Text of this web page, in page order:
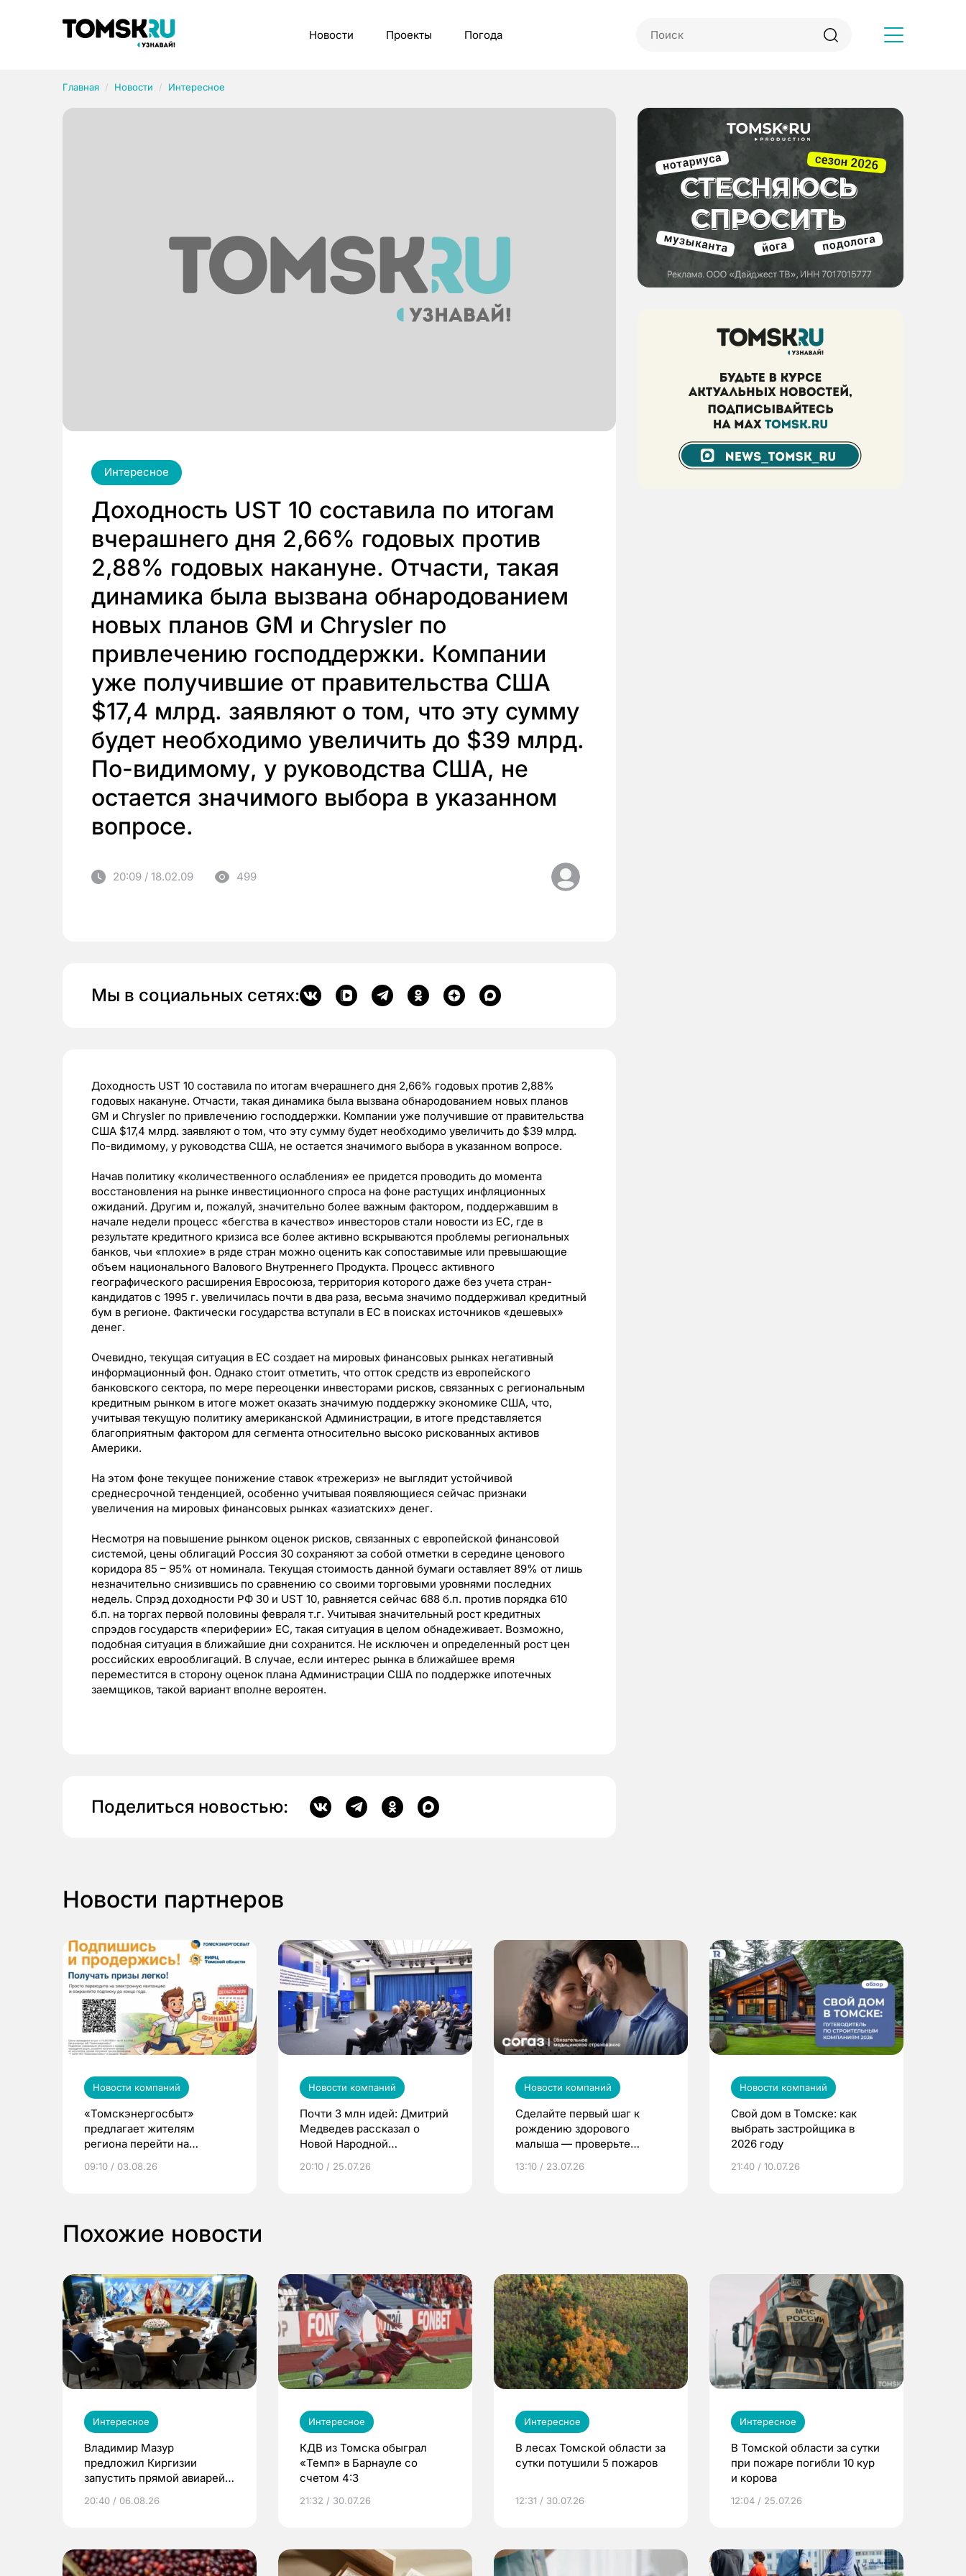
Новости Проекты Погода
Главная Новости Интересное
Интересное
Доходность UST 10 составила по итогам
вчерашнего дня 2,66% годовых против
2,88% годовых накануне. Отчасти, такая
динамика была вызвана обнародованием
новых планов GM и Chrysler по
привлечению господдержки. Компании
уже получившие от правительства США
$17,4 млрд. заявляют о том, что эту сумму
будет необходимо увеличить до $39 млрд.
По-видимому, у руководства США, не
остается значимого выбора в указанном
вопросе.
20:09 / 18.02.09 499
Мы в социальных сетях:
Доходность UST 10 составила по итогам вчерашнего дня 2,66% годовых против 2,88%
годовых накануне. Отчасти, такая динамика была вызвана обнародованием новых планов
GM и Chrysler по привлечению господдержки. Компании уже получившие от правительства
США $17,4 млрд. заявляют о том, что эту сумму будет необходимо увеличить до $39 млрд.
По-видимому, у руководства США, не остается значимого выбора в указанном вопросе.
Начав политику «количественного ослабления» ее придется проводить до момента
восстановления на рынке инвестиционного спроса на фоне растущих инфляционных
ожиданий. Другим и, пожалуй, значительно более важным фактором, поддержавшим в
начале недели процесс «бегства в качество» инвесторов стали новости из ЕС, где в
результате кредитного кризиса все более активно вскрываются проблемы региональных
банков, чьи «плохие» в ряде стран можно оценить как сопоставимые или превышающие
объем национального Валового Внутреннего Продукта. Процесс активного
географического расширения Евросоюза, территория которого даже без учета стран-
кандидатов с 1995 г. увеличилась почти в два раза, весьма значимо поддерживал кредитный
бум в регионе. Фактически государства вступали в ЕС в поисках источников «дешевых»
денег.
Очевидно, текущая ситуация в ЕС создает на мировых финансовых рынках негативный
информационный фон. Однако стоит отметить, что отток средств из европейского
банковского сектора, по мере переоценки инвесторами рисков, связанных с региональным
кредитным рынком в итоге может оказать значимую поддержку экономике США, что,
учитывая текущую политику американской Администрации, в итоге представляется
благоприятным фактором для сегмента относительно высоко рискованных активов
Америки.
На этом фоне текущее понижение ставок «трежериз» не выглядит устойчивой
среднесрочной тенденцией, особенно учитывая появляющиеся сейчас признаки
увеличения на мировых финансовых рынках «азиатских» денег.
Несмотря на повышение рынком оценок рисков, связанных с европейской финансовой
системой, цены облигаций Россия 30 сохраняют за собой отметки в середине ценового
коридора 85 – 95% от номинала. Текущая стоимость данной бумаги оставляет 89% от лишь
незначительно снизившись по сравнению со своими торговыми уровнями последних
недель. Спрэд доходности РФ 30 и UST 10, равняется сейчас 688 б.п. против порядка 610
б.п. на торгах первой половины февраля т.г. Учитывая значительный рост кредитных
спрэдов государств «периферии» ЕС, такая ситуация в целом обнадеживает. Возможно,
подобная ситуация в ближайшие дни сохранится. Не исключен и определенный рост цен
российских еврооблигаций. В случае, если интерес рынка в ближайшее время
переместится в сторону оценок плана Администрации США по поддержке ипотечных
заемщиков, такой вариант вполне вероятен.
Поделиться новостью:
Новости партнеров
Новости компаний
«Томскэнергосбыт»
предлагает жителям
региона перейти на
выиграть призы
09:10 / 03.08.26
Новости компаний
Почти 3 млн идей: Дмитрий
Медведев рассказал о
Новой Народной
20:10 / 25.07.26
Новости компаний
Сделайте первый шаг к
рождению здорового
малыша — проверьте
по ОМС!
13:10 / 23.07.26
Новости компаний
Свой дом в Томске: как
выбрать застройщика в
2026 году
21:40 / 10.07.26
Похожие новости
Интересное
Владимир Мазур
предложил Киргизии
запустить прямой авиарейс
20:40 / 06.08.26
Интересное
КДВ из Томска обыграл
«Темп» в Барнауле со
счетом 4:3
21:32 / 30.07.26
Интересное
В лесах Томской области за
сутки потушили 5 пожаров
12:31 / 30.07.26
Интересное
В Томской области за сутки
при пожаре погибли 10 кур
и корова
12:04 / 25.07.26
Рубрики